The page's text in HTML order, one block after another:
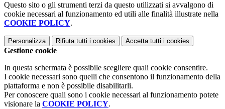
Questo sito o gli strumenti terzi da questo utilizzati si avvalgono di
cookie necessari al funzionamento ed utili alle finalità illustrate nella
COOKIE POLICY.
Personalizza Rifiuta tutti i cookies Accetta tutti i cookies
Gestione cookie
In questa schermata è possibile scegliere quali cookie consentire.
I cookie necessari sono quelli che consentono il funzionamento della
piattaforma e non è possibile disabilitarli.
Per conoscere quali sono i cookie necessari al funzionamento potete
visionare la COOKIE POLICY.